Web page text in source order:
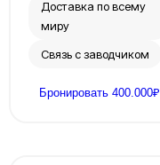
Доставка по всему
миру
Связь с заводчиком
Бронировать 400.000₽